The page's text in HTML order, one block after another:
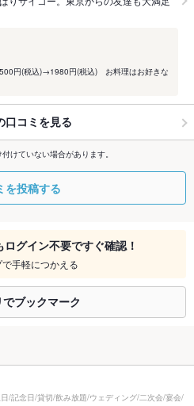
円(税込)→1980円(税込) お料理はお好きな
口コミを見る
けていない場合があります。
を投稿する
グイン不要ですぐ確認！
手軽につかえる
でブックマーク
/記念日/貸切/飲み放題/ウェディング/二次会/宴会/